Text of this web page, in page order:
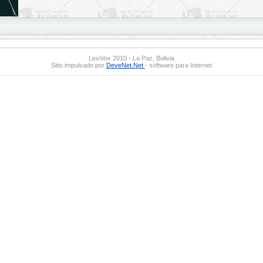
LexiVox 2010 - La Paz, Bolivia
Sitio impulsado por DeveNet.Net - software para Internet